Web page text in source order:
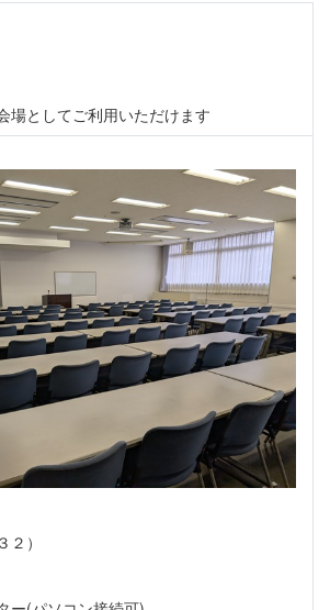
場としてご利用いただけます
）